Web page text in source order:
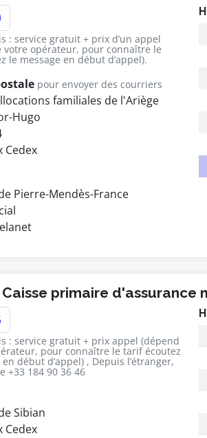
: service gratuit + prix d’un appel
votre opérateur, pour connaître le
le message en début d’appel).
pour envoyer des courriers
familiales de l'Ariège
Hugo
Cedex
Pierre-Mendès-France
Caisse primaire d'assurance
: service gratuit + prix appel (dépend
pour connaître le tarif écoutez
début d’appel) , Depuis l’étranger,
+33 184 90 36 46
Sibian
Cedex